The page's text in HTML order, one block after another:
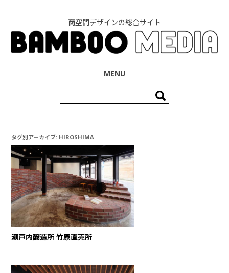
商空間デザインの総合サイト
MENU
索:
タグ別アーカイブ: HIROSHIMA
瀬戸内醸造所 竹原直売所